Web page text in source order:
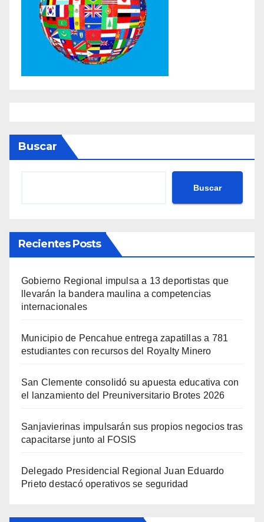
Buscar
Buscar
Recientes Posts
Gobierno Regional impulsa a 13 deportistas que
llevarán la bandera maulina a competencias
internacionales
Municipio de Pencahue entrega zapatillas a 781
estudiantes con recursos del Royalty Minero
San Clemente consolidó su apuesta educativa con
el lanzamiento del Preuniversitario Brotes 2026
Sanjavierinas impulsarán sus propios negocios tras
capacitarse junto al FOSIS
Delegado Presidencial Regional Juan Eduardo
Prieto destacó operativos se seguridad